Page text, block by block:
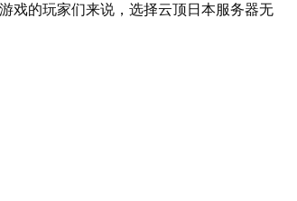
戏的玩家们来说，选择云顶日本服务器无